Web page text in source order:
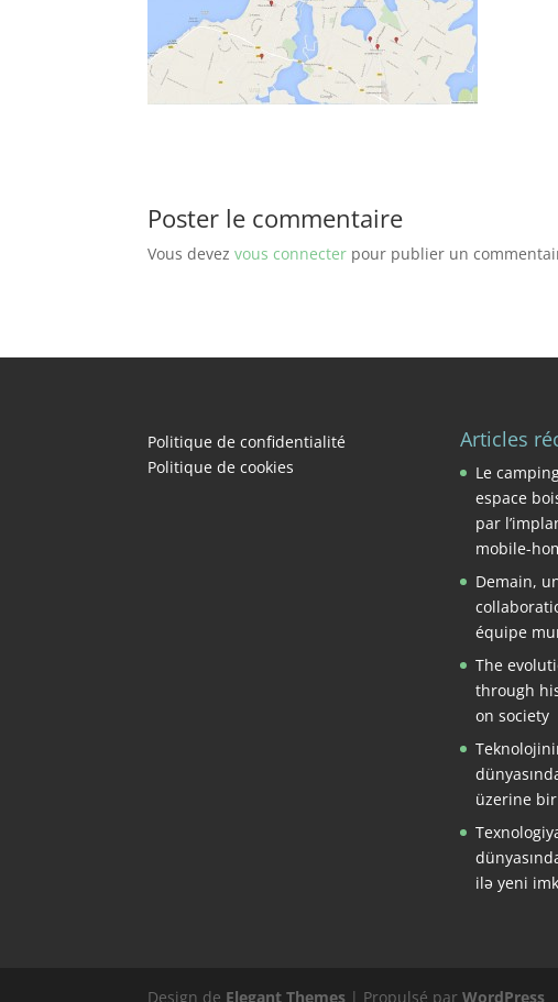
Poster le commentaire
Vous devezvous connecter pour publier un
Politique de confidentialité
Politique de cookies
Articles
Le
espace
par
mobile-
Demain,
équipe
The
through
on society
üzerine
ilə yeni
Design de Elegant Themes | Propulsé parWordPress